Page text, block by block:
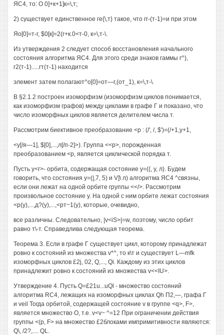
ЯС4, то: О 0]+к+1]к=\,т;
2) существует единственное ге{\,т} такое, что гг-(т-1)=и при этом
Яо[0]=т-г, $0[к]=2(г+к.0<т-0, к=\,т-\.
Из утверждения 2 следует способ восстановления начального
состояния алгоритма ЯС4. Для этого среди знаков гаммы г^),
г2(т-1).....гт(т-1) находится
элемент затем полагают^о[0]=от—г,(от_1), к=\,т-\.
В §2.1.2 построен изоморфизм (изоморфизм циклов понимается,
как изоморфизм графов) между циклами в графе Г и показано, что
число изоморфных циклов является делителем числа т.
Рассмотрим биективное преобразование <р : (/', /, $')=(/+1,у+1,
<у[/я—1], $[0],...,л[/п-2]>). Группа <<р>, порожденная
преобразованием <р, является циклической порядка т.
Пусть у<г>- орбита, содержащая состояние у=({, у, л). Будем
говорить, что состояния у=(|,7, 5) и V]\ л) алгоритма ЯС4 ^связны,
если они лежат на одной орбите группы <</>. Рассмотрим
произвольное состояние у. На одной с ним орбите лежат состояния
<р(у),...,д?(у),...,<рт~1(у), которые, очевидно,
все различны. Следовательно, |v<iS>|=w, поэтому, число орбит
равно т\-т. Справедлива следующая теорема.
Теорема 3. Если в графе Г существует цикл, которому принадлежат
ровно к состояний из множества v*^, то к\т и существует L—mfk
изоморфных циклов £2j, 02, Q,..., Qi. Каждому из этих циклов
принадлежит ровно к состояний из множества v<<IU>.
Утверждение 4. Пусть Q=£21u...uQl - множество состояний
алгоритма RC4, лежащих на изоморфных циклах Qh П2,—, графа Г
и veil Тогда орбитой, содержащей состояние v в группе <q>, F>,
является множество О, т.е. v<v~ ^=12 При ограничении действия
группы <(р, F> на множество £2блоками импримитивности являются:
Q\, /2?,.... QL.